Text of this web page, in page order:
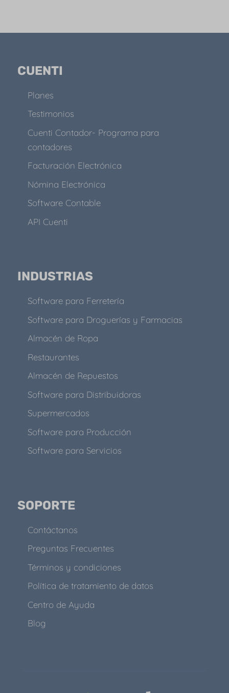
CUENTI
Planes
Testimonios
Cuenti Contador- Programa para
contadores
Facturación Electrónica
Nómina Electrónica
Software Contable
API Cuenti
INDUSTRIAS
Software para Ferretería
Software para Droguerías y Farmacias
Almacén de Ropa
Restaurantes
Almacén de Repuestos
Software para Distribuidoras
Supermercados
Software para Producción
Software para Servicios
SOPORTE
Contáctanos
Preguntas Frecuentes
Términos y condiciones
Política de tratamiento de datos
Centro de Ayuda
Blog